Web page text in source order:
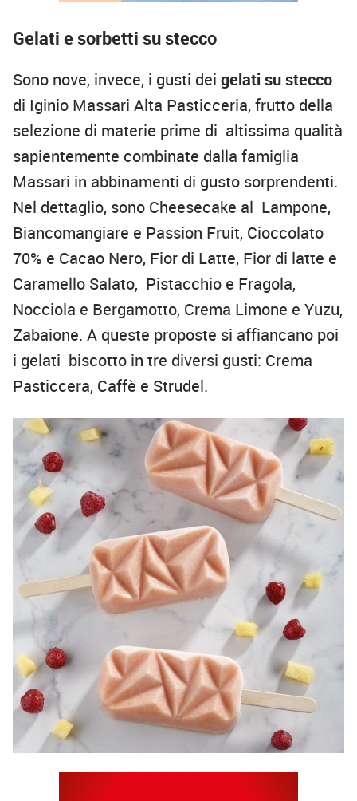
Gelati e sorbetti su stecco
Sono nove, invece, i gusti dei gelati su stecco
di Iginio Massari Alta Pasticceria, frutto della
selezione di materie prime di altissima qualità
sapientemente combinate dalla famiglia
Massari in abbinamenti di gusto sorprendenti.
Nel dettaglio, sono Cheesecake al Lampone,
Biancomangiare e Passion Fruit, Cioccolato
70% e Cacao Nero, Fior di Latte, Fior di latte e
Caramello Salato, Pistacchio e Fragola,
Nocciola e Bergamotto, Crema Limone e Yuzu,
Zabaione. A queste proposte si affiancano poi
i gelati biscotto in tre diversi gusti: Crema
Pasticcera, Caffè e Strudel.